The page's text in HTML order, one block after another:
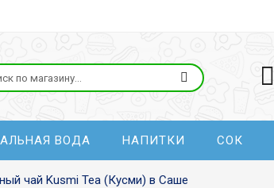
ВОДА НАПИТКИ СОК
чай Kusmi Tea (Кусми) в Саше